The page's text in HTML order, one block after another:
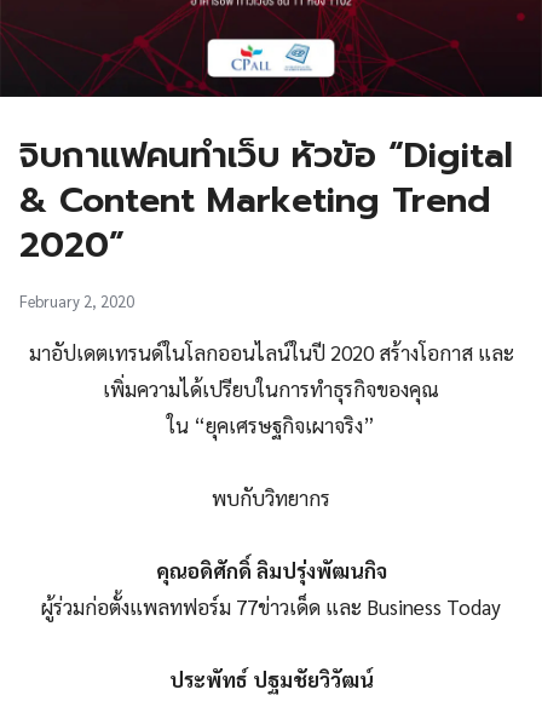
จิบกาแฟคนทำเว็บ หัวข้อ “Digital
& Content Marketing Trend
2020”
February 2, 2020
มาอัปเดตเทรนด์ในโลกออนไลน์ในปี 2020 สร้างโอกาส และ
เพิ่มความได้เปรียบในการทำธุรกิจของคุณ
ใน “ยุคเศรษฐกิจเผาจริง”
พบกับวิทยากร
คุณอดิศักดิ์ ลิมปรุ่งพัฒนกิจ
ผู้ร่วมก่อตั้งแพลทฟอร์ม 77ข่าวเด็ด และ Business Today
ประพัทธ์ ปฐมชัยวิวัฒน์